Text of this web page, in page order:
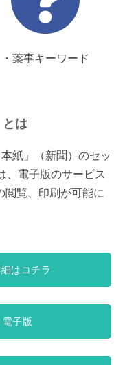
・薬事キーワード
とは
紙」（新聞）のセッ
、電子版のサービス
閲覧、印刷が可能に
はコチラ
子版